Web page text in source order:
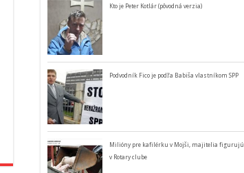
Kto je Peter Kotlár (pôvodná verzia)
Podvodník Fico je podľa Babiša vlastníkom SPP
Milióny pre kafilérku v Mojši, majitelia figurujú
v Rotary clube